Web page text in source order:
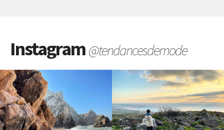
Instagram@tendancesdemode